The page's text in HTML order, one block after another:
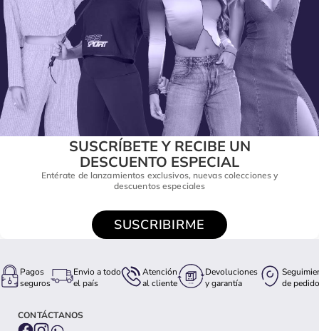
SUSCRÍBETE Y RECIBE UN
DESCUENTO ESPECIAL
Entérate de lanzamientos exclusivos, nuevas colecciones y
descuentos especiales
SUSCRIBIRME
Pagos
seguros
Envio a todo
el país
Atención
al cliente
Devoluciones
y garantía
de pedido
CONTÁCTANOS